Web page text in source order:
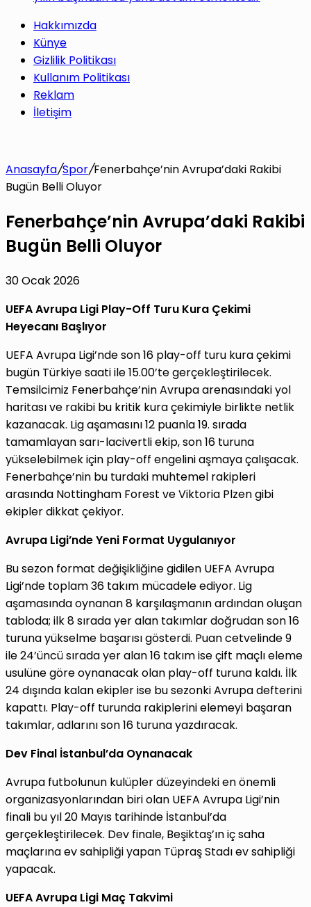
Hakkımızda
Künye
Gizlilik Politikası
Kullanım Politikası
Reklam
İletişim
Anasayfa/Spor/Fenerbahçe’nin Avrupa’daki Rakibi
Bugün Belli Oluyor
Fenerbahçe’nin Avrupa’daki Rakibi
Bugün Belli Oluyor
30 Ocak 2026
UEFA Avrupa Ligi Play-Off Turu Kura Çekimi
Heyecanı Başlıyor
UEFA Avrupa Ligi’nde son 16 play-off turu kura çekimi
bugün Türkiye saati ile 15.00’te gerçekleştirilecek.
Temsilcimiz Fenerbahçe’nin Avrupa arenasındaki yol
haritası ve rakibi bu kritik kura çekimiyle birlikte netlik
kazanacak. Lig aşamasını 12 puanla 19. sırada
tamamlayan sarı-lacivertli ekip, son 16 turuna
yükselebilmek için play-off engelini aşmaya çalışacak.
Fenerbahçe’nin bu turdaki muhtemel rakipleri
arasında Nottingham Forest ve Viktoria Plzen gibi
ekipler dikkat çekiyor.
Avrupa Ligi’nde Yeni Format Uygulanıyor
Bu sezon format değişikliğine gidilen UEFA Avrupa
Ligi’nde toplam 36 takım mücadele ediyor. Lig
aşamasında oynanan 8 karşılaşmanın ardından oluşan
tabloda; ilk 8 sırada yer alan takımlar doğrudan son 16
turuna yükselme başarısı gösterdi. Puan cetvelinde 9
ile 24’üncü sırada yer alan 16 takım ise çift maçlı eleme
usulüne göre oynanacak olan play-off turuna kaldı. İlk
24 dışında kalan ekipler ise bu sezonki Avrupa defterini
kapattı. Play-off turunda rakiplerini elemeyi başaran
takımlar, adlarını son 16 turuna yazdıracak.
Dev Final İstanbul’da Oynanacak
Avrupa futbolunun kulüpler düzeyindeki en önemli
organizasyonlarından biri olan UEFA Avrupa Ligi’nin
finali bu yıl 20 Mayıs tarihinde İstanbul’da
gerçekleştirilecek. Dev finale, Beşiktaş’ın iç saha
maçlarına ev sahipliği yapan Tüpraş Stadı ev sahipliği
yapacak.
UEFA Avrupa Ligi Maç Takvimi